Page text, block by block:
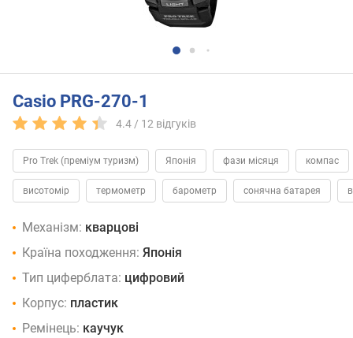
Casio PRG-270-1
4.4 / 12 відгуків
Pro Trek (преміум туризм) Японія фази місяця компас
висотомір термометр барометр сонячна батарея
Механізм: кварцові
Країна походження: Японія
Тип циферблата: цифровий
Корпус: пластик
Ремінець: каучук